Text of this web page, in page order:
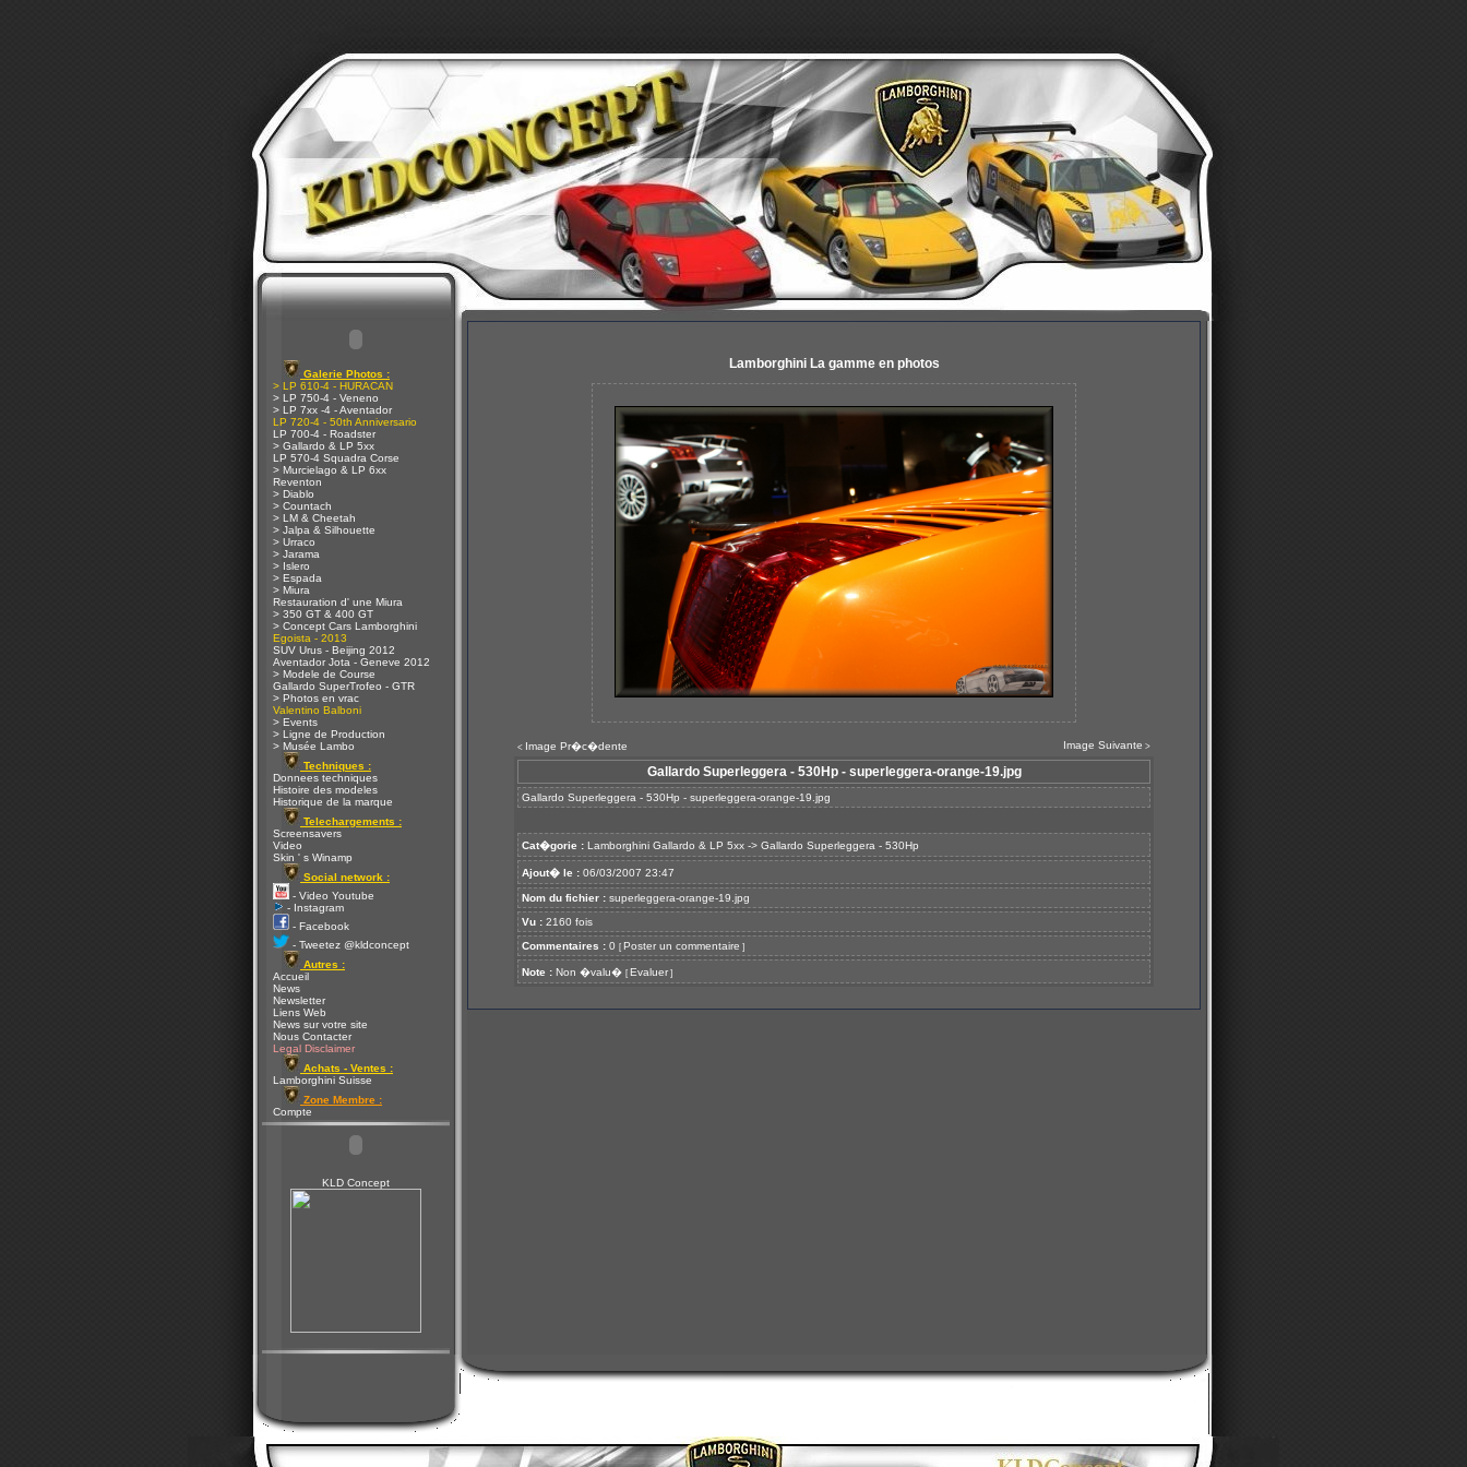
Galerie Photos :
> LP 610-4 - HURACAN
> LP 750-4 - Veneno
> LP 7xx -4 - Aventador
LP 720-4 - 50th Anniversario
LP 700-4 - Roadster
> Gallardo & LP 5xx
LP 570-4 Squadra Corse
> Murcielago & LP 6xx
Reventon
> Diablo
> Countach
> LM & Cheetah
> Jalpa & Silhouette
> Urraco
> Jarama
> Islero
> Espada
> Miura
Restauration d' une Miura
> 350 GT & 400 GT
> Concept Cars Lamborghini
Egoista - 2013
SUV Urus - Beijing 2012
Aventador Jota - Geneve 2012
> Modele de Course
Gallardo SuperTrofeo - GTR
> Photos en vrac
Valentino Balboni
> Events
> Ligne de Production
> Musée Lambo
Techniques :
Donnees techniques
Histoire des modeles
Historique de la marque
Telechargements :
Screensavers
Video
Skin ' s Winamp
Social network :
- Video Youtube
- Instagram
- Facebook
- Tweetez @kldconcept
Autres :
Accueil
News
Newsletter
Liens Web
News sur votre site
Nous Contacter
Legal Disclaimer
Achats - Ventes :
Lamborghini Suisse
Zone Membre :
Compte
KLD Concept
Lamborghini La gamme en photos
< Image Pr�c�dente Image Suivante >
Gallardo Superleggera - 530Hp - superleggera-orange-19.jpg
Gallardo Superleggera - 530Hp - superleggera-orange-19.jpg
Cat�gorie : Lamborghini Gallardo & LP 5xx -> Gallardo Superleggera - 530Hp
Ajout� le : 06/03/2007 23:47
Nom du fichier : superleggera-orange-19.jpg
Vu : 2160 fois
Commentaires : 0 [ Poster un commentaire ]
Note : Non �valu� [ Evaluer ]